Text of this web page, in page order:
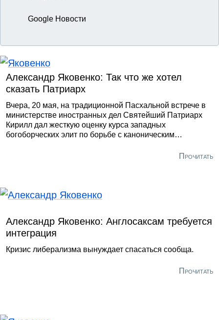
Google Новости
Александр Яковенко: Так что же хотел
сказать Патриарх
Вчера, 20 мая, на традиционной Пасхальной встрече в
министерстве иностранных дел Святейший Патриарх
Кирилл дал жесткую оценку курса западных
богоборческих элит по борьбе с каноническим
Прочитать
Александр Яковенко: Англосаксам требуется
интеграция
Кризис либерализма вынуждает спасаться сообща.
Прочитать